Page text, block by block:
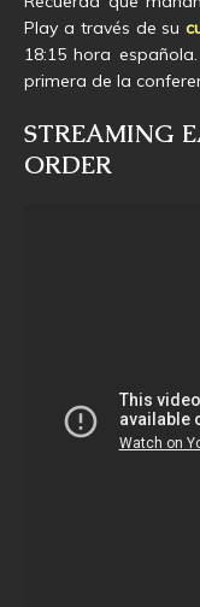
Play a través de su
18:15 hora
primera de la
STREAMING
ORDER